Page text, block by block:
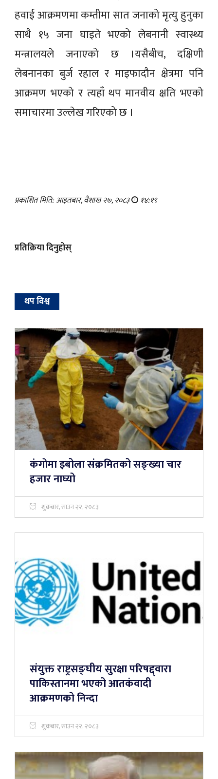
हवाई आक्रमणमा कम्तीमा सात जनाको मृत्यु हुनुका
साथै १५ जना घाइते भएको लेबनानी स्वास्थ्य
मन्त्रालयले जनाएको छ ।यसैबीच, दक्षिणी
लेबनानका बुर्ज रहाल र माइफादौन क्षेत्रमा पनि
आक्रमण भएको र त्यहाँ थप मानवीय क्षति भएको
समाचारमा उल्लेख गरिएको छ ।
प्रकाशित मिति: आइतबार, वैशाख २७, २०८३ १४:१९
प्रतिक्रिया दिनुहोस्
थप विश्व
कंगाेमा इबोला संक्रमितको सङ्ख्या चार
हजार नाघ्यो
शुक्रबार, साउन २२, २०८३
संयुक्त राष्ट्रसङ्घीय सुरक्षा परिषद्द्वारा
पाकिस्तानमा भएको आतकंवादी
आक्रमणको निन्दा
शुक्रबार, साउन २२, २०८३